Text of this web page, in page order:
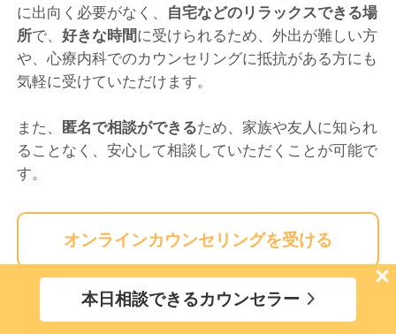
に出向く必要がなく、 自宅などのリラックスできる場
所で、好きな時間に受けられるため、外出が難しい方
や、心療内科でのカウンセリングに抵抗がある方にも
気軽に受けていただけます。
また、 匿名で相談ができるため、家族や友人に知られ
ることなく、安心して相談していただくことが可能で
す。
オンラインカウンセリングを受ける
本日相談できるカウンセラー
×